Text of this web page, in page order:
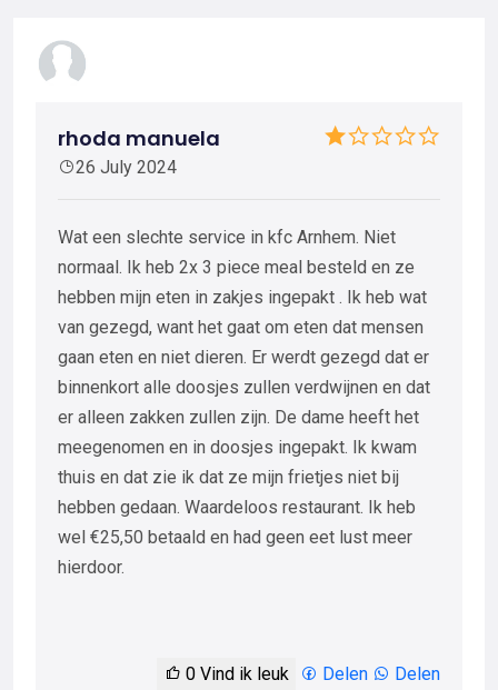
rhoda manuela
26 July 2024
Wat een slechte service in kfc Arnhem. Niet
normaal. Ik heb 2x 3 piece meal besteld en ze
hebben mijn eten in zakjes ingepakt . Ik heb wat
van gezegd, want het gaat om eten dat mensen
gaan eten en niet dieren. Er werdt gezegd dat er
binnenkort alle doosjes zullen verdwijnen en dat
er alleen zakken zullen zijn. De dame heeft het
meegenomen en in doosjes ingepakt. Ik kwam
thuis en dat zie ik dat ze mijn frietjes niet bij
hebben gedaan. Waardeloos restaurant. Ik heb
wel €25,50 betaald en had geen eet lust meer
hierdoor.
0 Vind ik leuk Delen Delen